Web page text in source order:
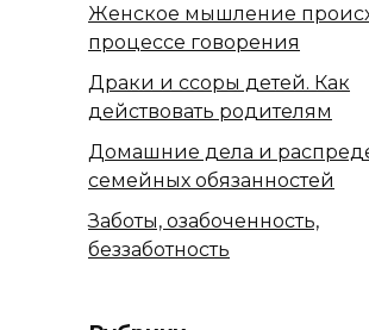
Женское мышление
процессе говорения
Драки и ссоры детей. Как
действовать родителям
Домашние дела и
семейных обязанностей
Заботы, озабоченность,
беззаботность